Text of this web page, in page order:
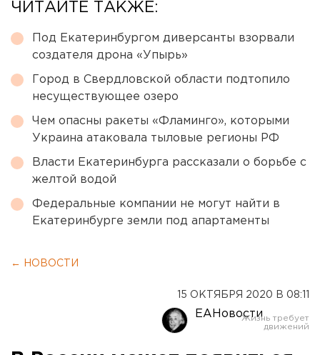
ЧИТАЙТЕ ТАКЖЕ:
Под Екатеринбургом диверсанты взорвали
создателя дрона «Упырь»
Город в Свердловской области подтопило
несуществующее озеро
Чем опасны ракеты «Фламинго», которыми
Украина атаковала тыловые регионы РФ
Власти Екатеринбурга рассказали о борьбе с
желтой водой
Федеральные компании не могут найти в
Екатеринбурге земли под апартаменты
← НОВОСТИ
15 ОКТЯБРЯ 2020 В 08:11
ЕАНовости